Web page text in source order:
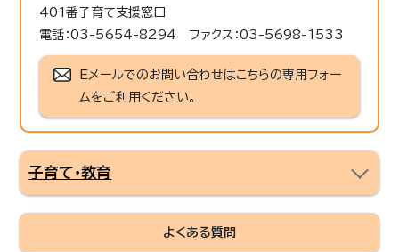
401番子育て支援窓口
電話：03-5654-8294 ファクス：03-5698-1533
Eメールでのお問い合わせはこちらの専用フォー
ムをご利用ください。
子育て・教育
よくある質問